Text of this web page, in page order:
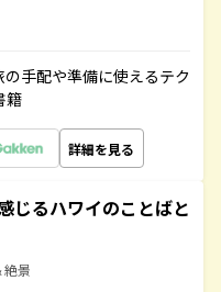
手配や準備に使えるテク
籍
詳細を見る
じるハワイのことばと
絶景